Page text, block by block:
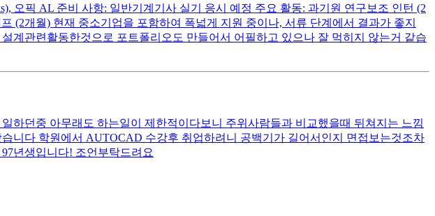
오픽 AL 준비 사항: 일반기계기사 실기 응시 예정 주요 활동: 과기원 연구보조 인턴 (2
(2개월) 현재 중소기업을 포함하여 폭넓게 지원 중이나, 서류 단계에서 결과가 좋지
계관련활동한것으로 포트폴리오도 만들어서 어필하고 있으나 잘 먹히지 않는거 같습
하던중 아무래도 하는일이 제한적이다보니 주위사람들과 비교했을때 뒤쳐지는 느낌
니다 학원에서 AUTOCAD 수강후 취업하려니 공백기가 길어서인지 면접보는것조차
년생입니다! 조언부탁드려요